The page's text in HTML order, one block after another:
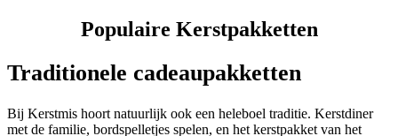
Populaire Kerstpakketten
Traditionele cadeaupakketten
Bij Kerstmis hoort natuurlijk ook een heleboel traditie. Kerstdiner
met de familie, bordspelletjes spelen, en het kerstpakket van het